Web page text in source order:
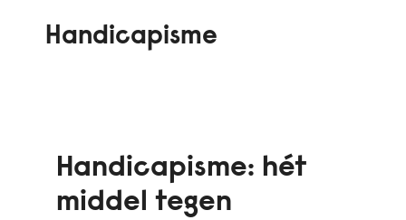
Handicapisme
Handicapisme: hét
middel tegen